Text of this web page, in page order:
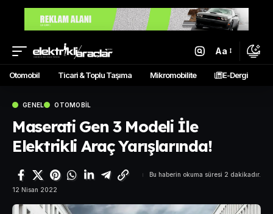
Aa
Otomobil Ticari & Toplu Taşıma Mikromobilite E-Dergi
GENEL OTOMOBIL
Maserati Gen 3 Modeli İle
Elektrikli Araç Yarışlarında!
12 Nisan 2022
Bu haberin okuma süresi 2 dakikadır.